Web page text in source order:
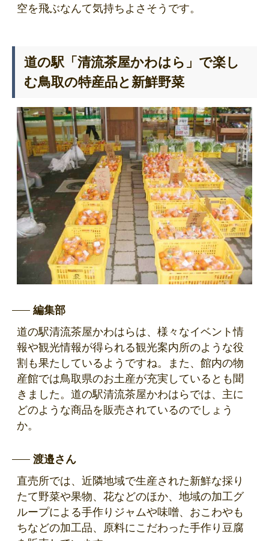
空を飛ぶなんて気持ちよさそうです。
道の駅「清流茶屋かわはら」で楽し
む鳥取の特産品と新鮮野菜
編集部
道の駅清流茶屋かわはらは、様々なイベント情
報や観光情報が得られる観光案内所のような役
割も果たしているようですね。また、館内の物
産館では鳥取県のお土産が充実しているとも聞
きました。道の駅清流茶屋かわはらでは、主に
どのような商品を販売されているのでしょう
か。
渡邉さん
直売所では、近隣地域で生産された新鮮な採り
たて野菜や果物、花などのほか、地域の加工グ
ループによる手作りジャムや味噌、おこわやも
ちなどの加工品、原料にこだわった手作り豆腐